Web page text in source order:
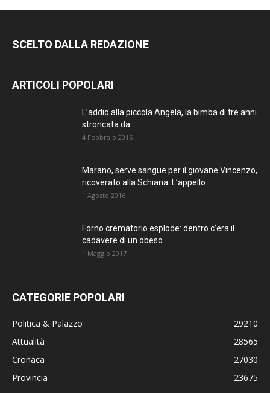
SCELTO DALLA REDAZIONE
ARTICOLI POPOLARI
L’addio alla piccola Angela, la bimba di tre anni
stroncata da...
4 Febbraio 2016
Marano, serve sangue per il giovane Vincenzo,
ricoverato alla Schiana. L’appello...
1 Agosto 2016
Forno crematorio esplode: dentro c’era il
cadavere di un obeso
1 Maggio 2017
CATEGORIE POPOLARI
Politica & Palazzo
29210
Attualità
28565
Cronaca
27030
Provincia
23675
RIMANI
AGGIORNATO.
METTI UN
MI PIACE!
TERRANOSTRA NEWS